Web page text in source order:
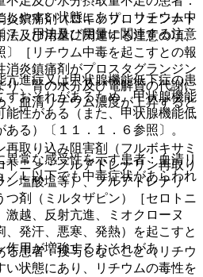
鎮痛剤（ロキソプロフェンナト
法及び用量に関連する注意の項、
［リチウム中毒を起こすとの報
消炎鎮痛剤がプロスタグランジン
り、腎の水分及び電解質の代謝に
、血清リチウム濃度が上昇すると
取り込み阻害剤（フルボキサミ
トニン・ノルアドレナリン再取り
ン塩酸塩等）、ノルアドレナリ
つ剤（ミルタザピン）［セロトニ
激越、反射亢進、ミオクローヌ
、発汗、悪寒、発熱）を起こすと
作用が増強するおそれがあ
しやすい状態にあり、リチウム中
７．用法及び用量に関連する注意
進症又は甲状腺機能低下症の患
すおそれがあるため、甲状腺機能
能性がある（また、甲状腺機能低
る）〔１１．１．６参照〕。
常な感受性を示す患者：血清リ
／Ｌ以下でも中毒症状があらわれ
患者：投与しないこと（リチウ
い状態にあり、リチウムの毒性を